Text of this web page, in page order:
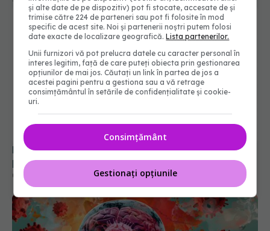
De ce copiii care răcesc mai des sunt mai
protejați de COVID-19. Explicațiile cercetătorilor
02 sep 2025, 09:54
și alte date de pe dispozitiv) pot fi stocate, accesate de și
trimise către 224 de parteneri sau pot fi folosite în mod
specific de acest site. Noi și partenerii noștri putem folosi
date exacte de localizare geografică.Lista partenerilor.
Unii furnizori vă pot prelucra datele cu caracter personal în
interes legitim, față de care puteți obiecta prin gestionarea
opțiunilor de mai jos. Căutați un link în partea de jos a
acestei pagini pentru a gestiona sau a vă retrage
consimțământul în setările de confidențialitate și cookie-
uri.
Consimțământ
Gestionați opțiunile